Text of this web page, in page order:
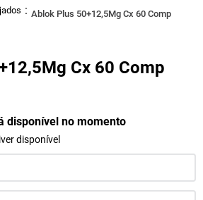
Ablok Plus 50+12,5Mg Cx 60 Comp
Cx 60 Comp
disponível no momento
disponível